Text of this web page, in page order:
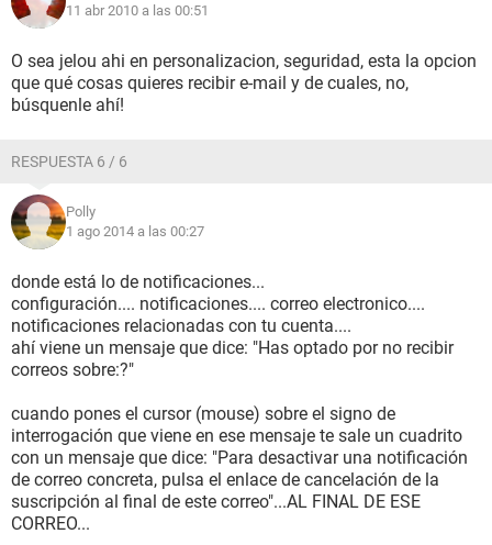
11 abr 2010 a las 00:51
O sea jelou ahi en personalizacion, seguridad, esta la opcion
que qué cosas quieres recibir e-mail y de cuales, no,
búsquenle ahí!
RESPUESTA 6 / 6
Polly
1 ago 2014 a las 00:27
donde está lo de notificaciones...
configuración.... notificaciones.... correo electronico....
notificaciones relacionadas con tu cuenta....
ahí viene un mensaje que dice: "Has optado por no recibir
correos sobre:?"
cuando pones el cursor (mouse) sobre el signo de
interrogación que viene en ese mensaje te sale un cuadrito
con un mensaje que dice: "Para desactivar una notificación
de correo concreta, pulsa el enlace de cancelación de la
suscripción al final de este correo"...AL FINAL DE ESE
CORREO...